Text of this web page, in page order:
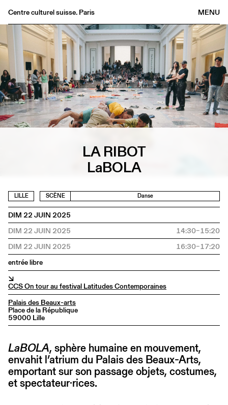
MENU
Centre culturel suisse. Paris
Agenda
Librairie
Buvette
Archives
Médiathèque
Éditions
Informations
LA RIBOT
LaBOLA
LILLE SCÈNE Danse
DIM 22 JUIN 2025
DIM 22 JUIN 2025
14:30–15:20
DIM 22 JUIN 2025
16:30–17:20
entrée libre
↘
CCS On tour au festival Latitudes Contemporaines
Palais des Beaux-arts
Place de la République
59000 Lille
LaBOLA, sphère humaine en mouvement,
envahit l’atrium du Palais des Beaux-Arts,
emportant sur son passage objets, costumes,
et spectateur·rices.